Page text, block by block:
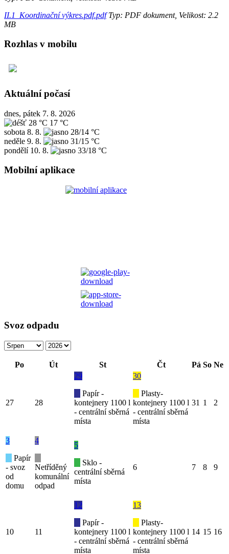
II.1_Koordinační výkres.pdf.pdfTyp: PDF dokument, Velikost: 2.2
MB
Rozhlas v mobilu
Aktuální počasí
dnes, pátek 7. 8. 2026
28 °C 17 °C
sobota 8. 8.
28/14 °C
neděle 9. 8.
31/15 °C
pondělí 10. 8. 33/18 °C
Mobilní aplikace
Svoz odpadu
Po Út St Čt Pá So Ne
27 28
29
Papír -
kontejnery 1100 l
- centrální sběrná
místa
30
Plasty-
kontejnery 1100 l
- centrální sběrná
místa
31 1 2
3
Papír
- svoz
od
domu
4
Netříděný
komunální
odpad
5
Sklo -
centrální sběrná
místa
6 7 8 9
10 11
12
Papír -
kontejnery 1100 l
- centrální sběrná
místa
13
Plasty-
kontejnery 1100 l
- centrální sběrná
místa
14 15 16